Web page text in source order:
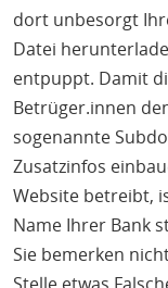
dort unbesorgt
Datei
entpuppt. Damit
Betrüger.innen
sogenannte
Zusatzinfos
Website betreibt,
Name Ihrer Bank
Sie bemerken